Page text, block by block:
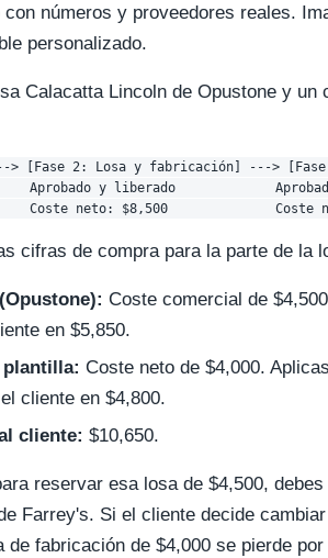
números y proveedores reales.
personalizado.
Calacatta Lincoln de Opustone y
> [Fase 2: Losa y fabricación] --->
Aprobado y liberado
cifras de compra para la parte de la
Coste comercial de
en $5,850.
plantilla: Coste neto de $4,000.
cliente en $4,800.
cliente: $10,650.
reservar esa losa de $4,500,
Farrey's. Si el cliente decide
de fabricación de $4,000 se pierde